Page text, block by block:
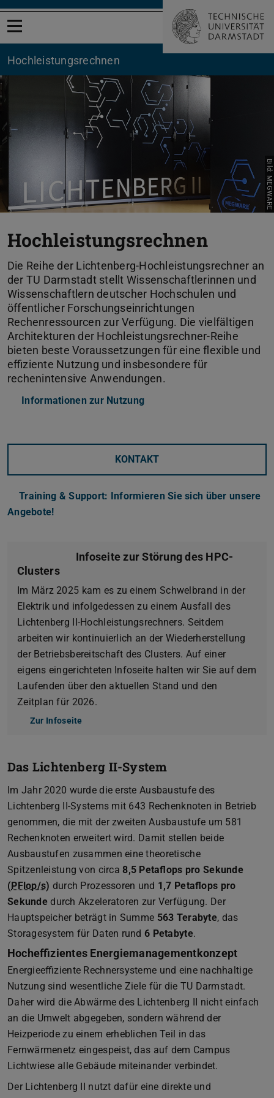
Menü öffnen
Hochleistungsrechnen
Bild: MEGWARE
Hochleistungsrechnen
Die Reihe der Lichtenberg-Hochleistungsrechner an
der TU Darmstadt stellt Wissenschaftlerinnen und
Wissenschaftlern deutscher Hochschulen und
öffentlicher Forschungseinrichtungen
Rechenressourcen zur Verfügung. Die vielfältigen
Architekturen der Hochleistungsrechner-Reihe
bieten beste Voraussetzungen für eine flexible und
effiziente Nutzung und insbesondere für
rechenintensive Anwendungen.
Informationen zur Nutzung
KONTAKT
Training & Support: Informieren Sie sich über unsere
Angebote!
Infoseite zur Störung des HPC-
Clusters
Im März 2025 kam es zu einem Schwelbrand in der
Elektrik und infolgedessen zu einem Ausfall des
Lichtenberg II-Hochleistungsrechners. Seitdem
arbeiten wir kontinuierlich an der Wiederherstellung
der Betriebsbereitschaft des Clusters. Auf einer
eigens eingerichteten Infoseite halten wir Sie auf dem
Laufenden über den aktuellen Stand und den
Zeitplan für 2026.
Zur Infoseite
Das Lichtenberg II-System
Im Jahr 2020 wurde die erste Ausbaustufe des
Lichtenberg II-Systems mit 643 Rechenknoten in Betrieb
genommen, die mit der zweiten Ausbaustufe um 581
Rechenknoten erweitert wird. Damit stellen beide
Ausbaustufen zusammen eine theoretische
Spitzenleistung von circa8,5 Petaflops pro Sekunde
(PFlop/s) durch Prozessoren und 1,7 Petaflops pro
Sekundedurch Akzeleratoren zur Verfügung. Der
Hauptspeicher beträgt in Summe 563 Terabyte, das
Storagesystem für Daten rund6 Petabyte.
Hocheffizientes Energiemanagementkonzept
Energieeffiziente Rechnersysteme und eine nachhaltige
Nutzung sind wesentliche Ziele für die TU Darmstadt.
Daher wird die Abwärme des Lichtenberg II nicht einfach
an die Umwelt abgegeben, sondern während der
Heizperiode zu einem erheblichen Teil in das
Fernwärmenetz eingespeist, das auf dem Campus
Lichtwiese alle Gebäude miteinander verbindet.
Der Lichtenberg II nutzt dafür eine direkte und